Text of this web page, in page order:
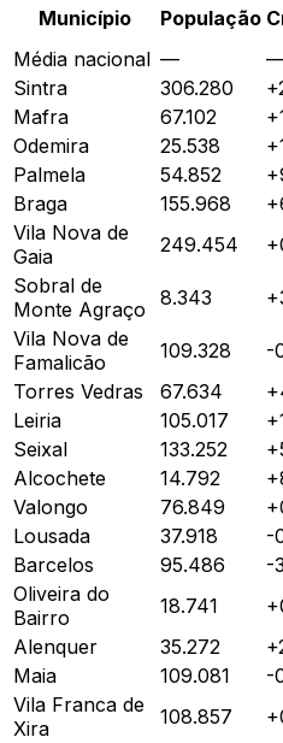
Município
População
Média nacional —
Sintra
306.280 +
Mafra
67.102 +
Odemira
25.538 +
Palmela
54.852 +
Braga
155.968 +
Vila Nova de
Gaia
249.454 +
Sobral de
Monte Agraço
8.343 +
Vila Nova de
Famalicão
109.328 -
Torres Vedras
67.634 +
Leiria
105.017 +
Seixal
133.252 +
Alcochete
14.792 +
Valongo
76.849 +
Lousada
37.918 -
Barcelos
95.486 -
Oliveira do
Bairro
18.741 +
Alenquer
35.272 +
Maia
109.081 -
Vila Franca de
Xira
108.857 +